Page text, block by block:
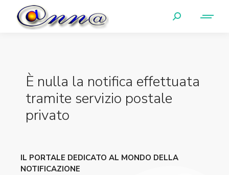
È nulla la notifica effettuata
tramite servizio postale
privato
IL PORTALE DEDICATO AL MONDO DELLA
NOTIFICAZIONE